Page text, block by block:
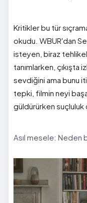
Kritikler bu tür
okudu. WBUR'dan
isteyen, biraz
tanımlarken, çıkışta
sevdiğini ama bunu
tepki, filmin neyi
güldürürken suçluluk
Asıl mesele: Neden